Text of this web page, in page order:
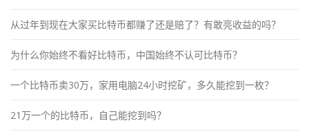
从过年到现在大家买比特币都赚了还是赔了？有敢亮收益的吗？
为什么你始终不看好比特币，中国始终不认可比特币？
一个比特币卖30万，家用电脑24小时挖矿，多久能挖到一枚？
21万一个的比特币，自己能挖到吗？